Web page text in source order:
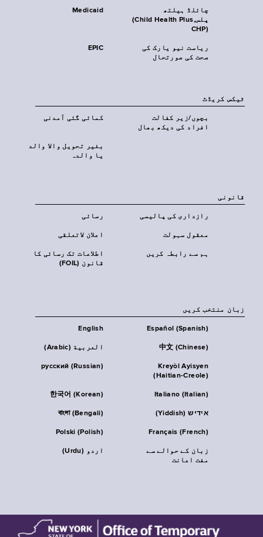
Medicaid
چائلڈ ہیلتھ
پلس‎(Child Health Plus,
CHP)‎
EPIC
ریاست نیو یارک کی
صحت کی صورتحال
ٹیکس کریڈٹ
کمائی گئی آمدنی
بچوں/زیر کفالت
افراد کی دیکھ بھال
بغیر تحویل والا والد
یا والدہ
قانونی
رسائی رازداری کی پالیسی
اعلان لاتعلقی معقول سہولت
اطلاعات تک رسائی کا
قانون (FOIL)
ہم سے رابطہ کریں
زبان منتخب کریں
English Español (Spanish)
العربية (Arabic) 中文 (Chinese)
русский (Russian)
Kreyòl Ayisyen
(Haitian-Creole)
한국어 (Korean) Italiano (Italian)
বাংলা (Bengali) אידיש (Yiddish)
Polski (Polish) Français (French)
اردو (Urdu)
زبان کے حوالے سے
مفت اعانت